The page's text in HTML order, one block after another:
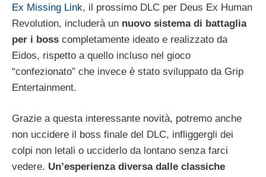
Ex Missing Link, il prossimo DLC per Deus Ex Human
Revolution, includerà un nuovo sistema di battaglia
per i boss completamente ideato e realizzato da
Eidos, rispetto a quello incluso nel gioco
“confezionato” che invece è stato sviluppato da Grip
Entertainment.
Grazie a questa interessante novità, potremo anche
non uccidere il boss finale del DLC, infliggergli dei
colpi non letali o ucciderlo da lontano senza farci
vedere. Un’esperienza diversa dalle classiche